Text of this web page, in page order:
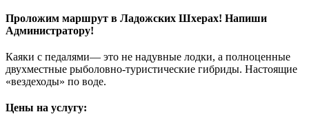
Проложим маршрут в Ладожских Шхерах! Напиши
Администратору!
Каяки с педалями— это не надувные лодки, а полноценные
двухместные рыболовно-туристические гибриды. Настоящие
«вездеходы» по воде.
Цены на услугу: